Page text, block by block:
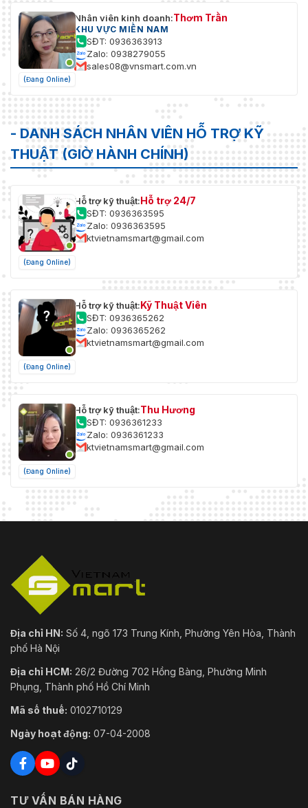
(Đang Online)
Nhân viên kinh doanh:Thơm Trần
KHU VỰC MIỀN NAM
SĐT: 0936363913
Zalo: 0938279055
sales08@vnsmart.com.vn
- DANH SÁCH NHÂN VIÊN HỖ TRỢ KỸ
THUẬT (GIỜ HÀNH CHÍNH)
(Đang Online)
Hỗ trợ kỹ thuật:Hỗ trợ 24/7
SĐT: 0936363595
Zalo: 0936363595
ktvietnamsmart@gmail.com
(Đang Online)
Hỗ trợ kỹ thuật:Kỹ Thuật Viên
SĐT: 0936365262
Zalo: 0936365262
ktvietnamsmart@gmail.com
(Đang Online)
Hỗ trợ kỹ thuật:Thu Hương
SĐT: 0936361233
Zalo: 0936361233
ktvietnamsmart@gmail.com
Địa chỉ HN: Số 4, ngõ 173 Trung Kính, Phường Yên Hòa, Thành
phố Hà Nội
Địa chỉ HCM: 26/2 Đường 702 Hồng Bàng, Phường Minh
Phụng, Thành phố Hồ Chí Minh
Mã số thuế: 0102710129
Ngày hoạt động: 07-04-2008
TƯ VẤN BÁN HÀNG